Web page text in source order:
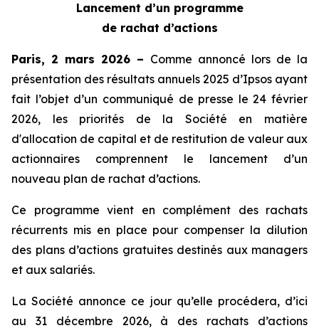
Lancement d’un programme
de rachat d’actions
Paris, 2 mars 2026 – Comme annoncé lors de la
présentation des résultats annuels 2025 d’Ipsos ayant
fait l’objet d’un communiqué de presse le 24 février
2026, les priorités de la Société en matière
d'allocation de capital et de restitution de valeur aux
actionnaires comprennent le lancement d’un
nouveau plan de rachat d’actions.
Ce programme vient en complément des rachats
récurrents mis en place pour compenser la dilution
des plans d’actions gratuites destinés aux managers
et aux salariés.
La Société annonce ce jour qu’elle procédera, d’ici
au 31 décembre 2026, à des rachats d’actions